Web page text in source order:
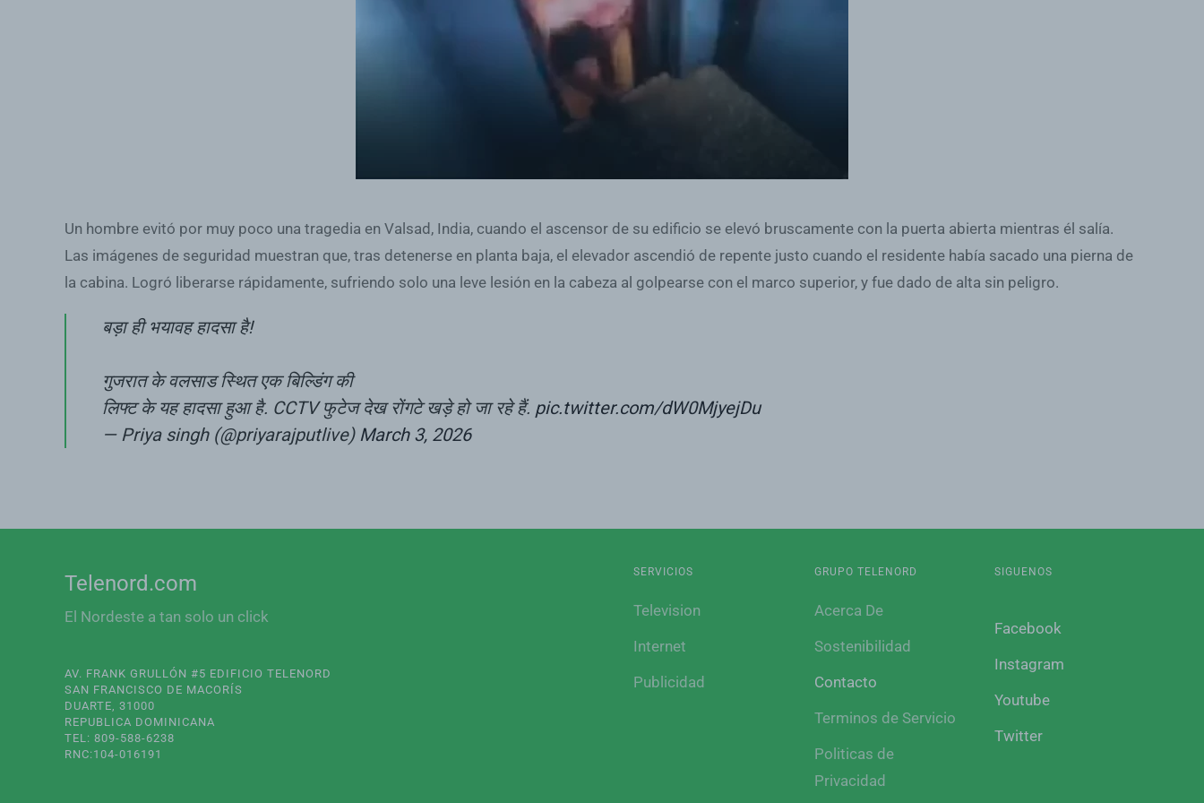
Un hombre evitó por muy poco una tragedia en Valsad, India, cuando el ascensor de su edificio se elevó bruscamente con la puerta abierta mientras él salía.
Las imágenes de seguridad muestran que, tras detenerse en planta baja, el elevador ascendió de repente justo cuando el residente había sacado una pierna de
la cabina. Logró liberarse rápidamente, sufriendo solo una leve lesión en la cabeza al golpearse con el marco superior, y fue dado de alta sin peligro.
बड़ा ही भयावह हादसा है!
गुजरात के वलसाड स्थित एक बिल्डिंग की
लिफ्ट के यह हादसा हुआ है. CCTV फुटेज देख रोंगटे खड़े हो जा रहे हैं. pic.twitter.com/dW0MjyejDu
— Priya singh (@priyarajputlive) March 3, 2026
Telenord.com
El Nordeste a tan solo un click
AV. FRANK GRULLÓN #5 EDIFICIO TELENORD
SAN FRANCISCO DE MACORÍS
DUARTE, 31000
REPUBLICA DOMINICANA
TEL: 809-588-6238
RNC:104-016191
SERVICIOS
Television
Internet
Publicidad
GRUPO TELENORD
Acerca De
Sostenibilidad
Contacto
Terminos de Servicio
Politicas de
Privacidad
SIGUENOS
Facebook
Instagram
Youtube
Twitter